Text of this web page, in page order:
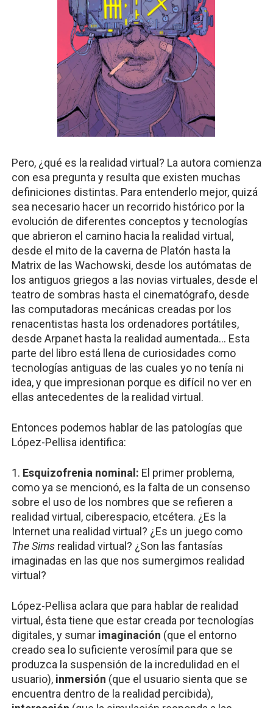
Pero, ¿qué es la realidad virtual? La autora comienza
con esa pregunta y resulta que existen muchas
definiciones distintas. Para entenderlo mejor, quizá
sea necesario hacer un recorrido histórico por la
evolución de diferentes conceptos y tecnologías
que abrieron el camino hacia la realidad virtual,
desde el mito de la caverna de Platón hasta la
Matrix de las Wachowski, desde los autómatas de
los antiguos griegos a las novias virtuales, desde el
teatro de sombras hasta el cinematógrafo, desde
las computadoras mecánicas creadas por los
renacentistas hasta los ordenadores portátiles,
desde Arpanet hasta la realidad aumentada… Esta
parte del libro está llena de curiosidades como
tecnologías antiguas de las cuales yo no tenía ni
idea, y que impresionan porque es difícil no ver en
ellas antecedentes de la realidad virtual.
Entonces podemos hablar de las patologías que
López-Pellisa identifica:
1. Esquizofrenia nominal: El primer problema,
como ya se mencionó, es la falta de un consenso
sobre el uso de los nombres que se refieren a
realidad virtual, ciberespacio, etcétera. ¿Es la
Internet una realidad virtual? ¿Es un juego como
The Simsrealidad virtual? ¿Son las fantasías
imaginadas en las que nos sumergimos realidad
virtual?
López-Pellisa aclara que para hablar de realidad
virtual, ésta tiene que estar creada por tecnologías
digitales, y sumar imaginación (que el entorno
creado sea lo suficiente verosímil para que se
produzca la suspensión de la incredulidad en el
usuario), inmersión (que el usuario sienta que se
encuentra dentro de la realidad percibida),